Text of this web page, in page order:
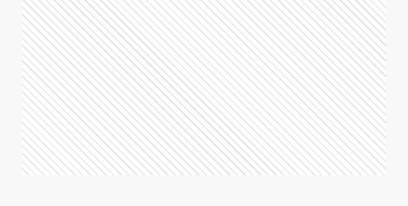
FV Florencio Varela
FA Florentino Ameghino